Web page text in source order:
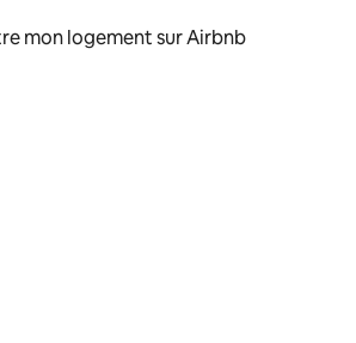
mon logement sur Airbnb